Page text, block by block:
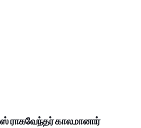
ராகவேந்தர் காலமானார்